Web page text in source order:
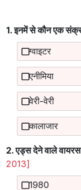
1. इनमें से कौन एक
ग्वाइटर
एनीमिया
वेरी-वेरी
कालाजार
2. एड्स देने वाले वायरस
2013]
1980